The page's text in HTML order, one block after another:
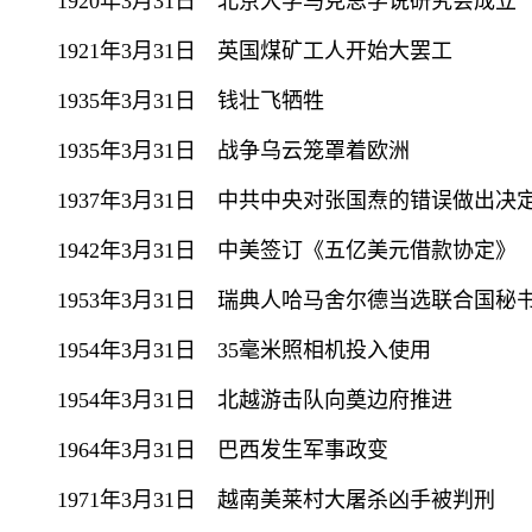
1921年3月31日 英国煤矿工人开始大罢工
1935年3月31日 钱壮飞牺牲
1935年3月31日 战争乌云笼罩着欧洲
1937年3月31日 中共中央对张国焘的错误做出决
1942年3月31日 中美签订《五亿美元借款协定》
1953年3月31日 瑞典人哈马舍尔德当选联合国秘
1954年3月31日 35毫米照相机投入使用
1954年3月31日 北越游击队向奠边府推进
1964年3月31日 巴西发生军事政变
1971年3月31日 越南美莱村大屠杀凶手被判刑